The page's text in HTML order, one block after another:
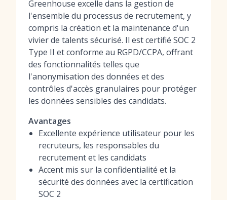
Greenhouse excelle dans la gestion de
l'ensemble du processus de recrutement, y
compris la création et la maintenance d'un
vivier de talents sécurisé. Il est certifié SOC 2
Type II et conforme au RGPD/CCPA, offrant
des fonctionnalités telles que
l'anonymisation des données et des
contrôles d'accès granulaires pour protéger
les données sensibles des candidats.
Avantages
Excellente expérience utilisateur pour les
recruteurs, les responsables du
recrutement et les candidats
Accent mis sur la confidentialité et la
sécurité des données avec la certification
SOC 2